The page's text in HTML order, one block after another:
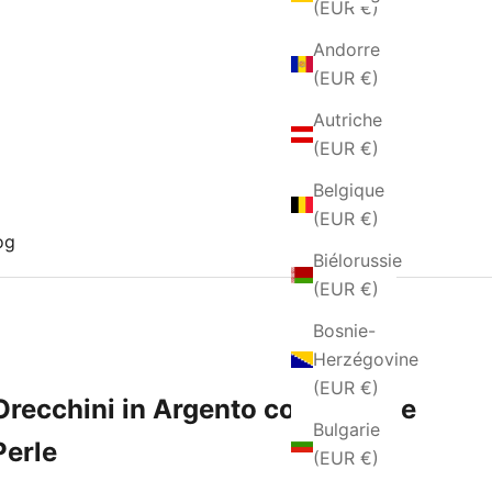
(EUR €)
Andorre
(EUR €)
Autriche
(EUR €)
Belgique
(EUR €)
Biélorussie
(EUR €)
Bosnie-
Herzégovine
(EUR €)
Bulgarie
(EUR €)
in Argento con Onice e